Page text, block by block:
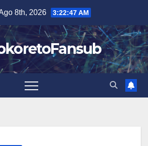
8th, 2026 3:22:48 AM